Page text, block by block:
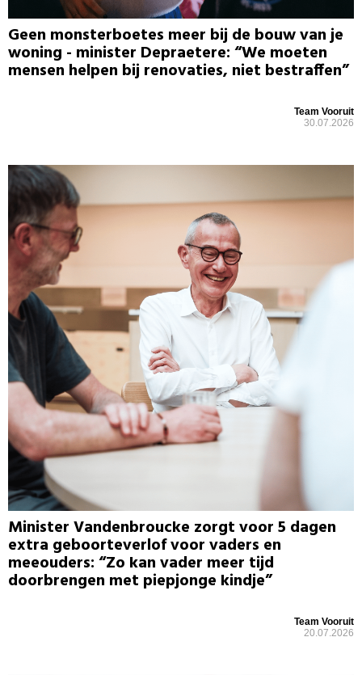
Geen monsterboetes meer bij de bouw van je
woning - minister Depraetere: “We moeten
mensen helpen bij renovaties, niet bestraffen”
Team Vooruit
30.07.2026
Minister Vandenbroucke zorgt voor 5 dagen
extra geboorteverlof voor vaders en
meeouders: “Zo kan vader meer tijd
doorbrengen met piepjonge kindje”
Team Vooruit
20.07.2026